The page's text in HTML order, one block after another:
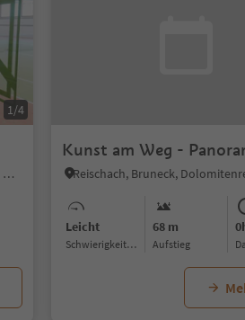
1/4
St. Leonhard i.P., St.Leonhard in Passeier, Meran und Umgebung
Kunst am Weg -
Leicht
Schwierigkeitsgrad
68 m
Aufstieg